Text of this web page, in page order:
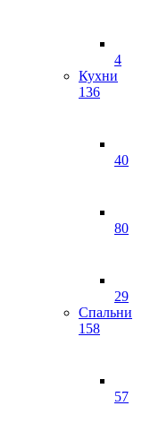
4
Кухни
136
40
80
29
Спальни
158
57